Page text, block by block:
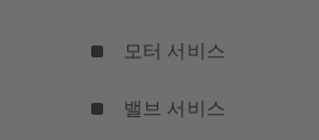
모터 서비스
밸브 서비스